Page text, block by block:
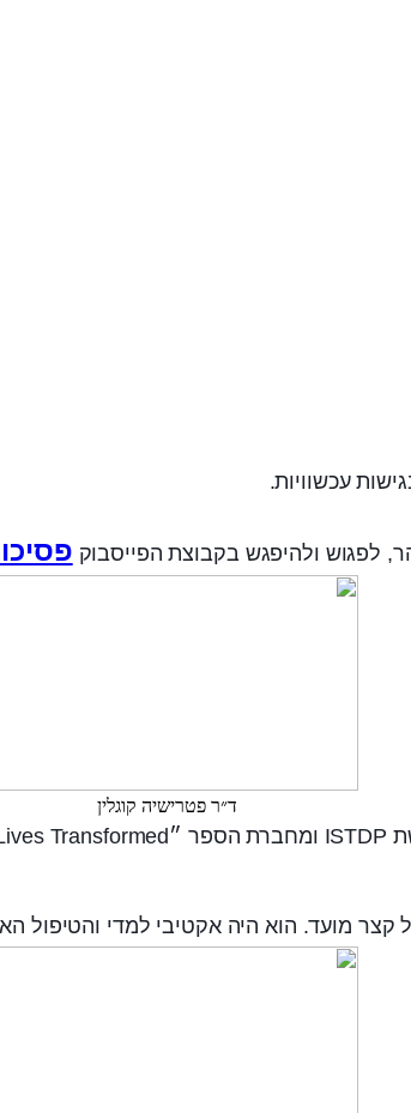
עכשוויות.
לפגוש ולהיפגש בקבוצת הפייסבוק
ד״ר פטרישיה קוגלין
מועד. הוא היה אקטיבי למדי והטיפול